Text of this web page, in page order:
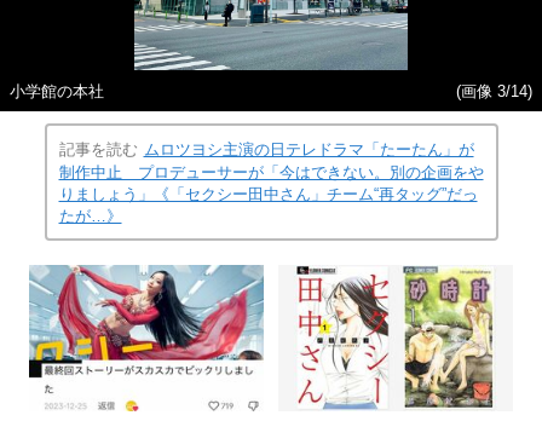
小学館の本社 (画像 3/14)
記事を読む ムロツヨシ主演の日テレドラマ「たーたん」が
制作中止 プロデューサーが「今はできない。別の企画をや
りましょう」《「セクシー田中さん」チーム“再タッグ”だっ
たが…》